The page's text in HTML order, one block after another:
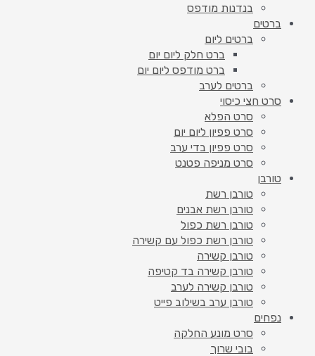
בנדנות מודפס
ברטים
ברטים ליום
ברט חלק ליום יום
ברט מודפס ליום יום
ברטים לערב
סרט חצי כיסוי
סרט הפלא
סרט פפיון ליום יום
סרט פפיון בדי ערב
סרט מניפה פטנט
טורבן
טורבן רשת
טורבן רשת אבנים
טורבן רשת כפול
טורבן רשת כפול עם קשירה
טורבן קשירה
טורבן קשירה בד קטיפה
טורבן קשירה לערב
טורבן ערב בשילוב פייט
נפחים
סרט מונע החלקה
בובי שרוך